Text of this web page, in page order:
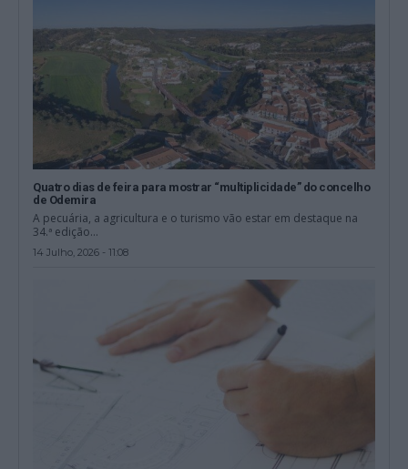
Quatro dias de feira para mostrar “multiplicidade” do concelho
de Odemira
A pecuária, a agricultura e o turismo vão estar em destaque na
34.ª edição...
14 Julho, 2026 - 11:08